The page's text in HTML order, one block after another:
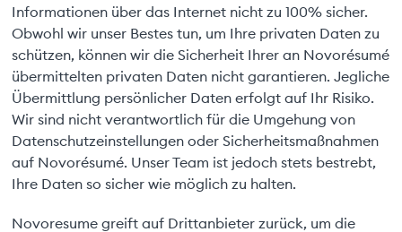
Informationen über das Internet nicht zu 100% sicher.
Obwohl wir unser Bestes tun, um Ihre privaten Daten zu
schützen, können wir die Sicherheit Ihrer an Novorésumé
übermittelten privaten Daten nicht garantieren. Jegliche
Übermittlung persönlicher Daten erfolgt auf Ihr Risiko.
Wir sind nicht verantwortlich für die Umgehung von
Datenschutzeinstellungen oder Sicherheitsmaßnahmen
auf Novorésumé. Unser Team ist jedoch stets bestrebt,
Ihre Daten so sicher wie möglich zu halten.
Novoresume greift auf Drittanbieter zurück, um die